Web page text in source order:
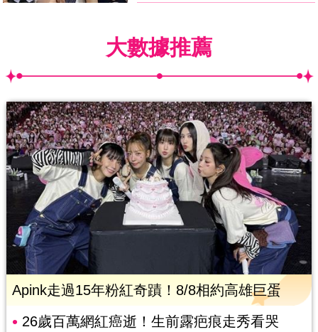
大數據推薦
Apink走過15年粉紅奇蹟！8/8相約高雄巨蛋
26歲百萬網紅癌逝！生前露疤痕走秀看哭